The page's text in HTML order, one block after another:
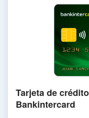
Tarjeta de
Bankintercard